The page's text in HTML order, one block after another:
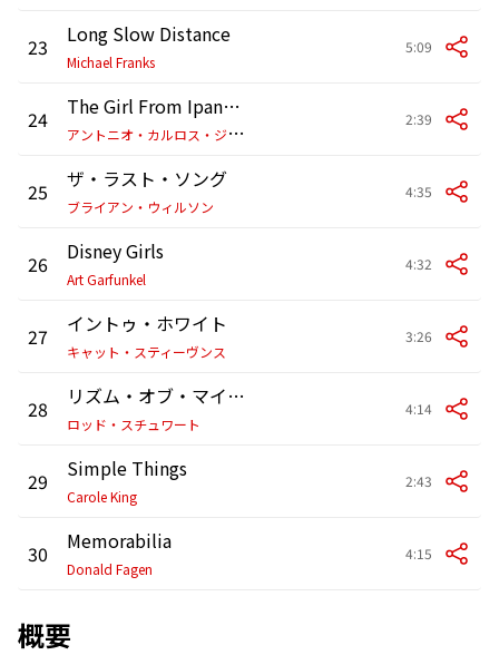
23 Long Slow Distance
Michael Franks
5:09
24
The Girl From Ipanema
ア
ントニオ・カルロス・ジョビン
2:39
25 ザ・ラスト・ソング
ブライアン・ウィルソン
4:35
26 Disney Girls
Art Garfunkel
4:32
27 イントゥ・ホワイト
キャット・スティーヴンス
3:26
28 リズム・オブ・マイ・ハート
ロッド・スチュワート
4:14
29 Simple Things
Carole King
2:43
30 Memorabilia
Donald Fagen
4:15
概要